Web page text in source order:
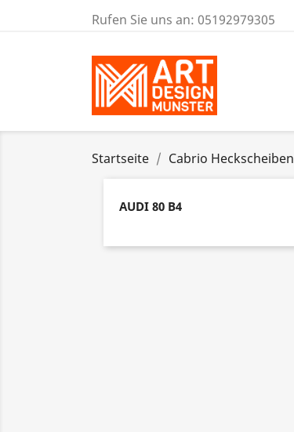
Rufen Sie uns an: 05192979305
Startseite Cabrio Heckscheiben
AUDI 80 B4